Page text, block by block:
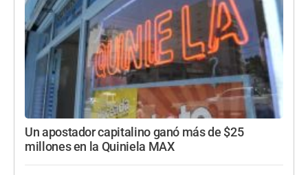
Un apostador capitalino ganó más de $25
millones en la Quiniela MAX